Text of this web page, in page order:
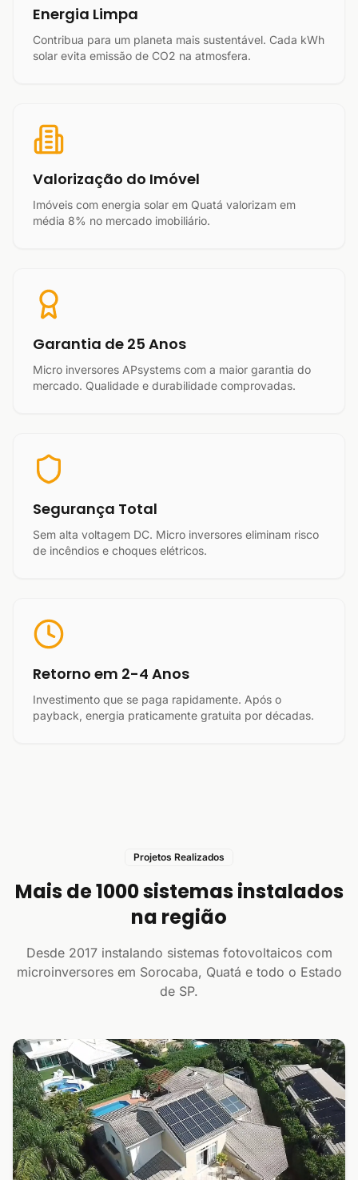
Energia Limpa
Contribua para um planeta mais sustentável. Cada kWh
solar evita emissão de CO2 na atmosfera.
Valorização do Imóvel
Imóveis com energia solar em Quatá valorizam em
média 8% no mercado imobiliário.
Garantia de 25 Anos
Micro inversores APsystems com a maior garantia do
mercado. Qualidade e durabilidade comprovadas.
Segurança Total
Sem alta voltagem DC. Micro inversores eliminam risco
de incêndios e choques elétricos.
Retorno em 2-4 Anos
Investimento que se paga rapidamente. Após o
payback, energia praticamente gratuita por décadas.
Projetos Realizados
Mais de 1000 sistemas instalados
na região
Desde 2017 instalando sistemas fotovoltaicos com
microinversores em Sorocaba, Quatá e todo o Estado
de SP.